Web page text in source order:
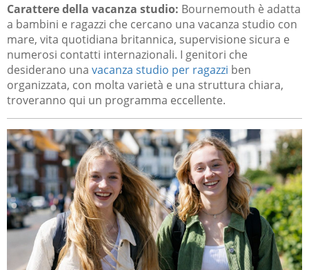
Carattere della vacanza studio: Bournemouth è adatta
a bambini e ragazzi che cercano una vacanza studio con
mare, vita quotidiana britannica, supervisione sicura e
numerosi contatti internazionali. I genitori che
desiderano una vacanza studio per ragazzi ben
organizzata, con molta varietà e una struttura chiara,
troveranno qui un programma eccellente.